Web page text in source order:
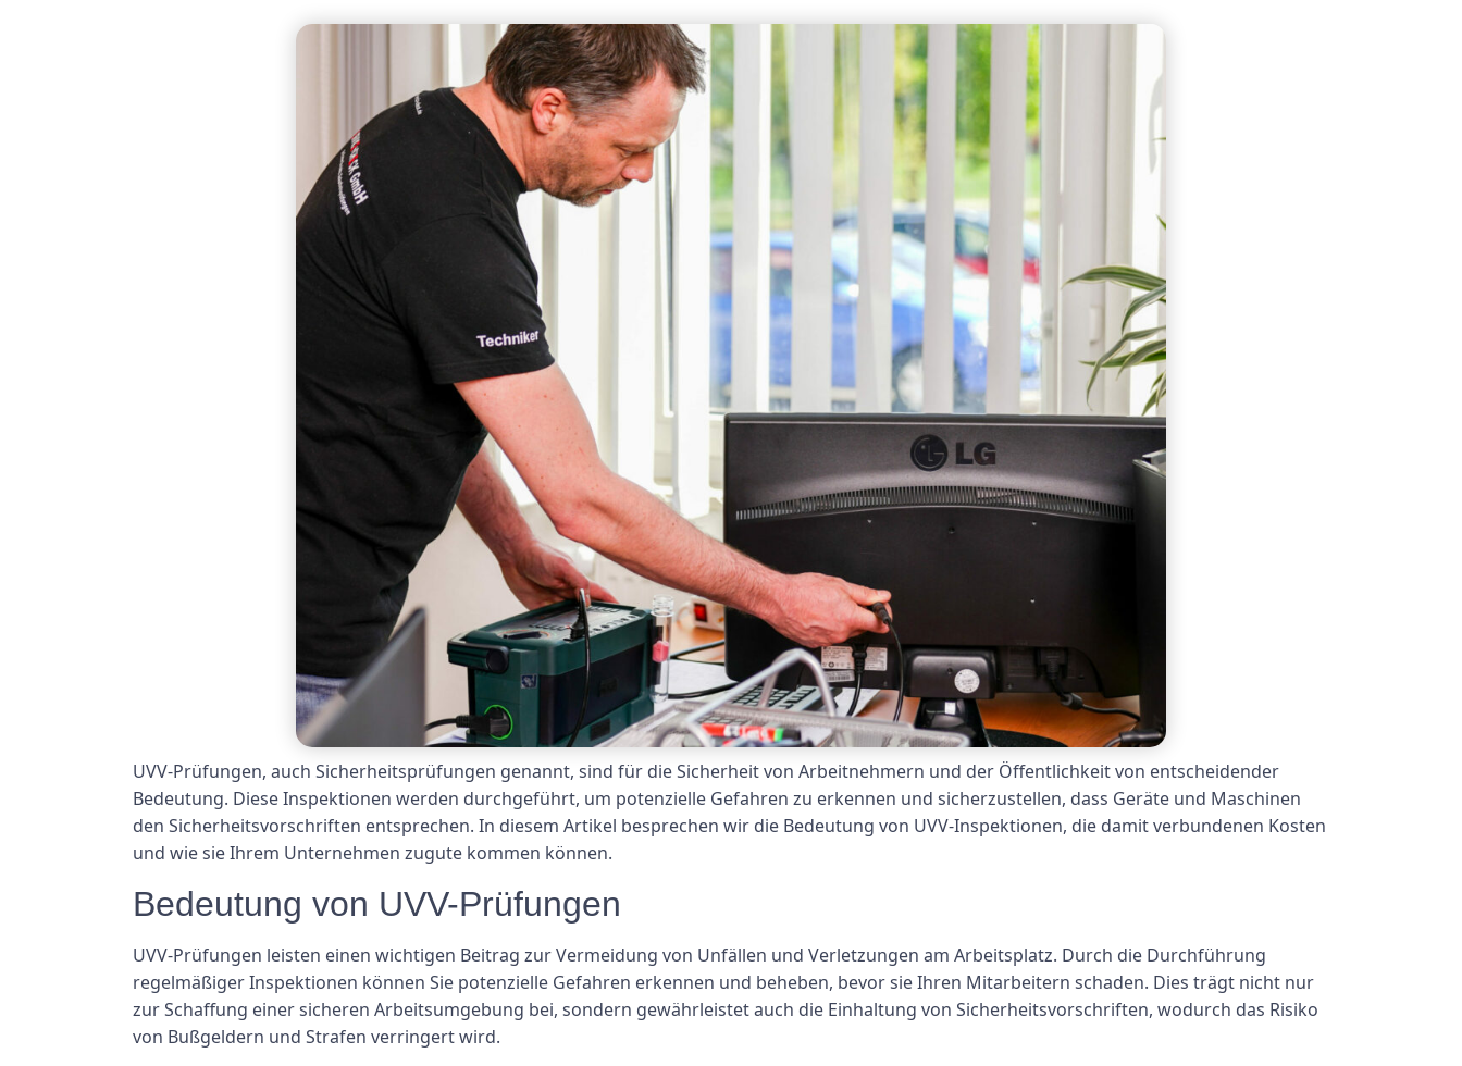
UVV-Prüfungen, auch Sicherheitsprüfungen genannt, sind für die Sicherheit von Arbeitnehmern und der Öffentlichkeit von entscheidender
Bedeutung. Diese Inspektionen werden durchgeführt, um potenzielle Gefahren zu erkennen und sicherzustellen, dass Geräte und Maschinen
den Sicherheitsvorschriften entsprechen. In diesem Artikel besprechen wir die Bedeutung von UVV-Inspektionen, die damit verbundenen Kosten
und wie sie Ihrem Unternehmen zugute kommen können.
Bedeutung von UVV-Prüfungen
UVV-Prüfungen leisten einen wichtigen Beitrag zur Vermeidung von Unfällen und Verletzungen am Arbeitsplatz. Durch die Durchführung
regelmäßiger Inspektionen können Sie potenzielle Gefahren erkennen und beheben, bevor sie Ihren Mitarbeitern schaden. Dies trägt nicht nur
zur Schaffung einer sicheren Arbeitsumgebung bei, sondern gewährleistet auch die Einhaltung von Sicherheitsvorschriften, wodurch das Risiko
von Bußgeldern und Strafen verringert wird.